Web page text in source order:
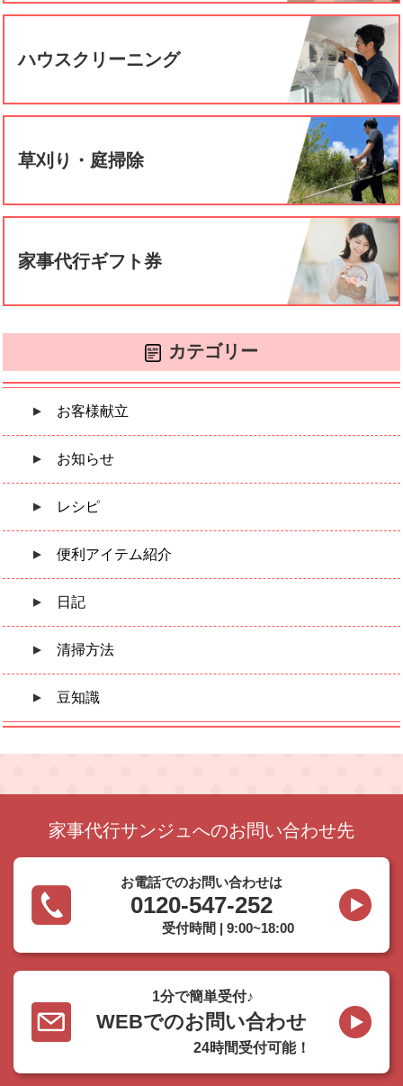
ハウスクリーニング
草刈り・庭掃除
家事代行ギフト券
カテゴリー
お客様献立
お知らせ
レシピ
便利アイテム紹介
日記
清掃方法
豆知識
家事代行サンジュへのお問い合わせ先
お電話でのお問い合わせは
0120-547-252
受付時間 | 9:00~18:00
1分で簡単受付♪
WEBでのお問い合わせ
24時間受付可能！